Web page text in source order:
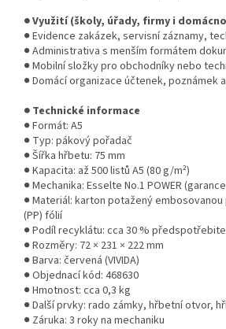
● Využití (školy, úřady, firmy i
● Evidence zakázek, servisní záznamy,
● Administrativa s menším formátem
● Mobilní složky pro obchodníky nebo
● Domácí organizace účtenek, poznámek
● Technické informace
● Formát: A5
● Typ: pákový pořadač
● Šířka hřbetu: 75 mm
● Kapacita: až 500 listů A5 (80 g/m²)
● Mechanika: Esselte No.1 POWER
● Materiál: karton potažený
(PP) fólií
● Podíl recyklátu: cca 30 %
● Rozměry: 72 × 231 × 222 mm
● Barva: červená (VIVIDA)
● Objednací kód: 468630
● Hmotnost: cca 0,3 kg
● Další prvky: rado zámky, hřbetní otvor,
● Záruka: 3 roky na mechaniku